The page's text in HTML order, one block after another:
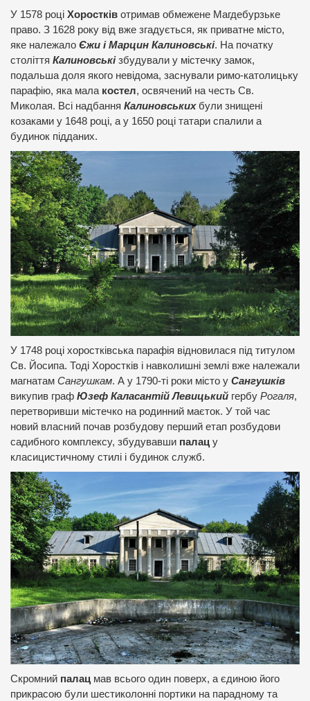
У 1578 році Хоростків отримав обмежене Магдебурзьке
право. З 1628 року від вже згадується, як приватне місто,
яке належало Єжи і Марцин Калиновські. На початку
століття Калиновськізбудували у містечку замок,
подальша доля якого невідома, заснували римо-католицьку
парафію, яка мала костел, освячений на честь Св.
Миколая. Всі надбання Калиновських були знищені
козаками у 1648 році, а у 1650 році татари спалили а
будинок підданих.
У 1748 році хоростківська парафія відновилася під титулом
Св. Йосипа. Тоді Хоростків і навколишні землі вже належали
магнатам Сангушкам. А у 1790-ті роки місто у Сангушків
викупив граф Юзеф Каласантій Левицький гербу Рогаля,
перетворивши містечко на родинний маєток. У той час
новий власний почав розбудову перший етап розбудови
садибного комплексу, збудувавши палац у
класицистичному стилі і будинок служб.
Скромний палац мав всього один поверх, а єдиною його
прикрасою були шестиколонні портики на парадному та